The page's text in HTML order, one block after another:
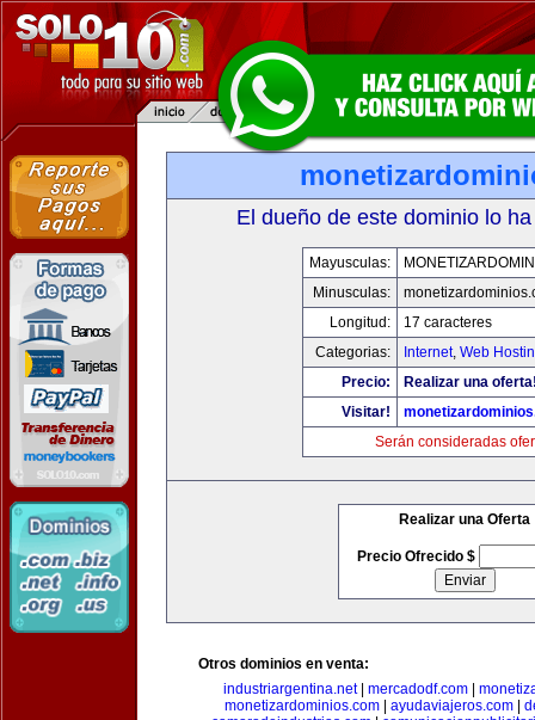
El dueño de este dominio lo
Mayusculas:
Minusculas:
Longitud:
17 caracteres
Categorias:
Internet, Web
Precio:
Realizar una
Visitar!
Serán consideradas
Realizar una Oferta
Precio Ofrecido $
Otros dominios en venta:
industriargentina.net| mercadodf.com|
monetizardominios.com
ayudaviajeros.com